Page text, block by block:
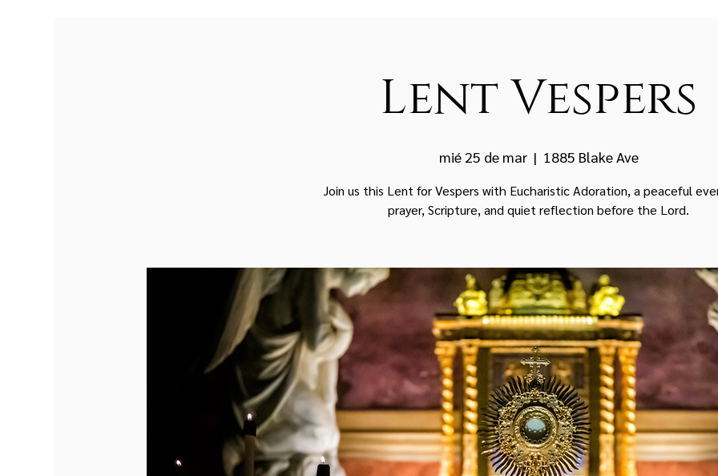
Lent Vespers
mié 25 de mar
  |
1885 Blake Ave
Join us this Lent for Vespers with Eucharistic Adoration, a peaceful
prayer, Scripture, and quiet reflection before the Lord.